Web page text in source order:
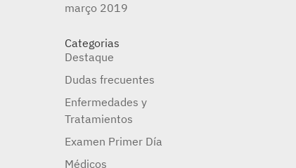
março 2019
Categorias
Destaque
Dudas frecuentes
Enfermedades y
Tratamientos
Examen Primer Día
Médicos